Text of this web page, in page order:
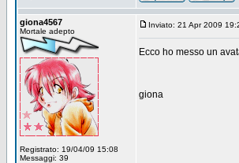
giona4567
Mortale adepto
Registrato: 19/04/09 15:08
Messaggi: 39
Inviato: 21 Apr 2009
Ecco ho messo un
giona